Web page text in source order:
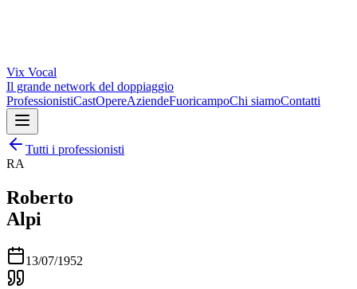
Vix Vocal
Il grande network del doppiaggio
ProfessionistiCastOpereAziendeFuoricampoChi siamoContatti
Tutti i professionisti
RA
Roberto
Alpi
13/07/1952